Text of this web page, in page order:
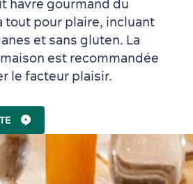
havre gourmand du
tout pour plaire, incluant
et sans gluten. La
est recommandée
le facteur plaisir.